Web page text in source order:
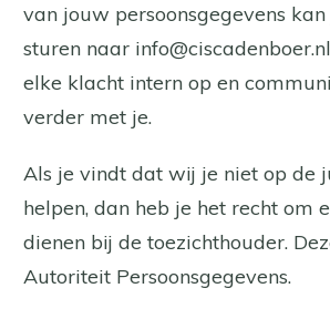
van jouw persoonsgegevens
sturen naar
elke klacht intern op en
verder met je.
Als je vindt dat wij je niet op de
helpen, dan heb je het recht om
dienen bij de toezichthouder.
Autoriteit Persoonsgegevens.